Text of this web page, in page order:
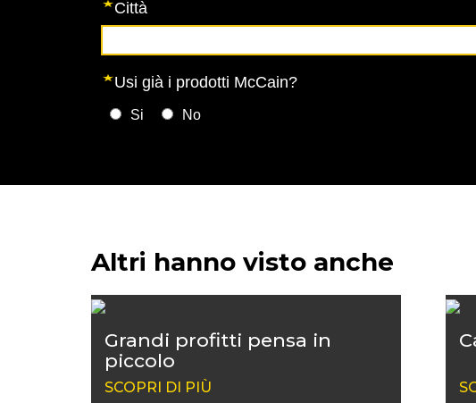
Altri hanno visto anche
Grandi profitti pensa in
piccolo
SCOPRI DI PIÙ